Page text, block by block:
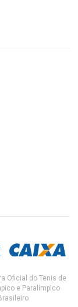
Oficial do Tenis de
e Paralímpico